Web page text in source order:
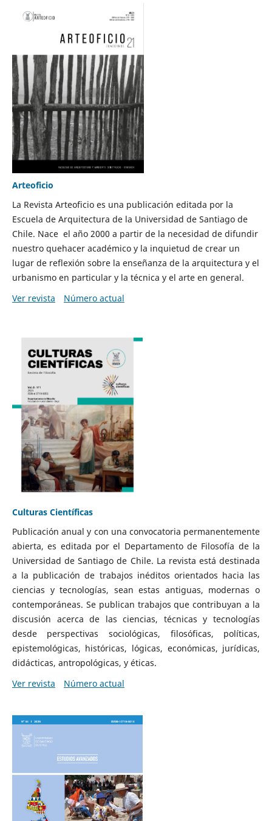
Arteoficio
La Revista Arteoficio es una publicación editada por la
Escuela de Arquitectura de la Universidad de Santiago de
Chile. Nace el año 2000 a partir de la necesidad de difundir
nuestro quehacer académico y la inquietud de crear un
lugar de reflexión sobre la enseñanza de la arquitectura y el
urbanismo en particular y la técnica y el arte en general.
Ver revista
Número actual
Culturas Científicas
Publicación anual y con una convocatoria permanentemente
abierta, es editada por el Departamento de Filosofía de la
Universidad de Santiago de Chile. La revista está destinada
a la publicación de trabajos inéditos orientados hacia las
ciencias y tecnologías, sean estas antiguas, modernas o
contemporáneas. Se publican trabajos que contribuyan a la
discusión acerca de las ciencias, técnicas y tecnologías
desde perspectivas sociológicas, filosóficas, políticas,
epistemológicas, históricas, lógicas, económicas, jurídicas,
didácticas, antropológicas, y éticas.
Ver revista
Número actual